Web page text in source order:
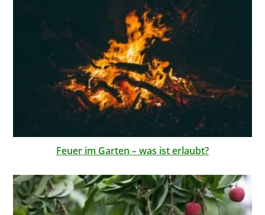
Feuer im Garten – was ist erlaubt?